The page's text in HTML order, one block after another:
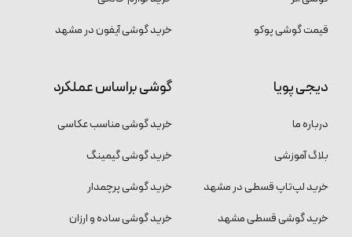
قیمت گوشی پوکو
خرید گوشی آیفون در مشهد
دیجی پویا
درباره ما
بلاگ آموزشی
خرید لپ‌تاپ قسطی در مشهد
خرید گوشی قسطی مشهد
گوشی براساس عملکرد
خرید گوشی مناسب عکاسی
خرید گوشی گیمینگ
خرید گوشی پرچمدار
خرید گوشی ساده و ارزان